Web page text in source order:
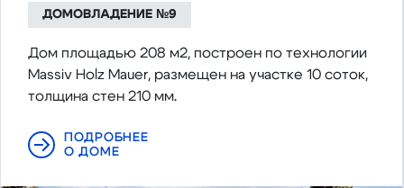
ДОМОВЛАДЕНИЕ №9
Дом площадью 208 м2, построен по технологии
Massiv Holz Mauer, размещен на участке 10 соток,
толщина стен 210 мм.
ПОДРОБНЕЕ
О ДОМЕ